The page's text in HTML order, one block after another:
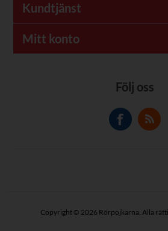
Kundtjänst
Mitt konto
Följ oss
Copyright © 2026 Rörpojkarna. Alla